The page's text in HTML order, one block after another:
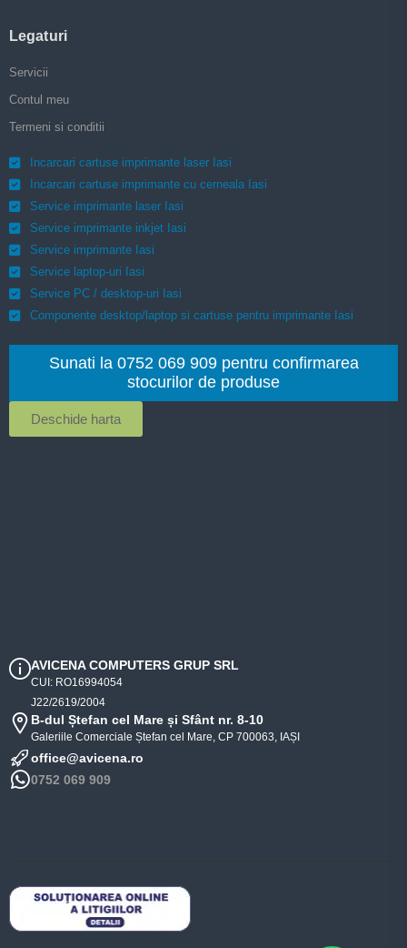
AVICENA COMPUTERS GRUP SRL
CUI: RO16994054
J22/2619/2004
B-dul Ștefan cel Mare și Sfânt nr. 8-10
Galeriile Comerciale Ștefan cel Mare, CP 700063, IAȘI
office@avicena.ro
0752 069 909
Legaturi
Servicii
Contul meu
Termeni si conditii
Incarcari cartuse imprimante laser Iasi
Incarcari cartuse imprimante cu cerneala Iasi
Service imprimante laser Iasi
Service imprimante inkjet Iasi
Service imprimante Iasi
Service laptop-uri Iasi
Service PC / desktop-uri Iasi
Componente desktop/laptop si cartuse pentru imprimante Iasi
Sunati la 0752 069 909 pentru confirmarea
stocurilor de produse
Deschide harta